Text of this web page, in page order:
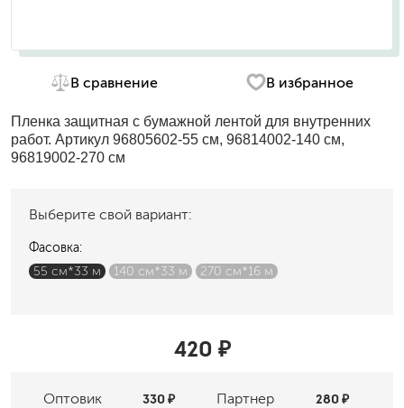
В сравнение В избранное
Пленка защитная с бумажной лентой для внутренних
работ. Артикул 96805602-55 см, 96814002-140 см,
96819002-270 см
Выберите свой вариант:
Фасовка:
55 см*33 м
140 см*33 м 270 см*16 м
420 ₽
Оптовик Партнер
330 ₽ 280 ₽